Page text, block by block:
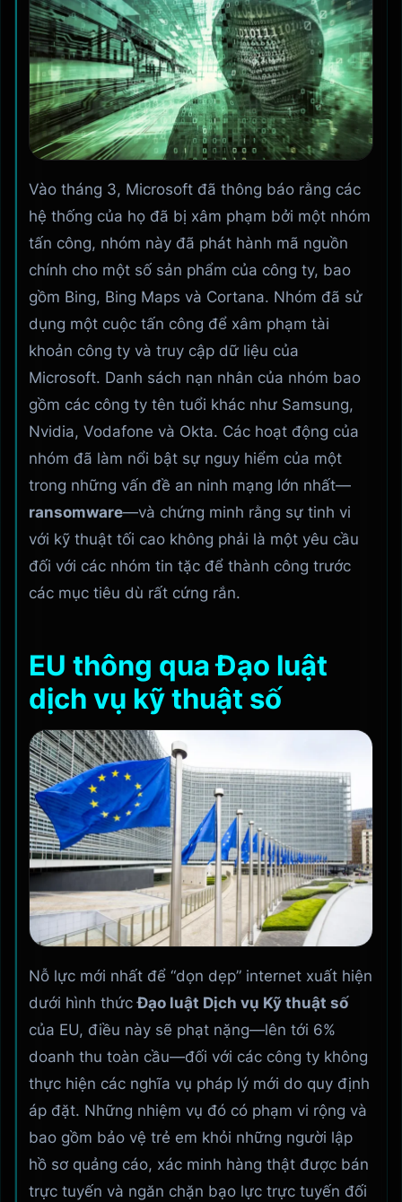
Vào tháng 3, Microsoft đã thông báo rằng các
hệ thống của họ đã bị xâm phạm bởi một nhóm
tấn công, nhóm này đã phát hành mã nguồn
chính cho một số sản phẩm của công ty, bao
gồm Bing, Bing Maps và Cortana. Nhóm đã sử
dụng một cuộc tấn công để xâm phạm tài
khoản công ty và truy cập dữ liệu của
Microsoft. Danh sách nạn nhân của nhóm bao
gồm các công ty tên tuổi khác như Samsung,
Nvidia, Vodafone và Okta. Các hoạt động của
nhóm đã làm nổi bật sự nguy hiểm của một
trong những vấn đề an ninh mạng lớn nhất—
ransomware—và chứng minh rằng sự tinh vi
với kỹ thuật tối cao không phải là một yêu cầu
đối với các nhóm tin tặc để thành công trước
các mục tiêu dù rất cứng rắn.
EU thông qua Đạo luật
dịch vụ kỹ thuật số
Nỗ lực mới nhất để “dọn dẹp” internet xuất hiện
dưới hình thứcĐạo luật Dịch vụ Kỹ thuật số
của EU, điều này sẽ phạt nặng—lên tới 6%
doanh thu toàn cầu—đối với các công ty không
thực hiện các nghĩa vụ pháp lý mới do quy định
áp đặt. Những nhiệm vụ đó có phạm vi rộng và
bao gồm bảo vệ trẻ em khỏi những người lập
hồ sơ quảng cáo, xác minh hàng thật được bán
trực tuyến và ngăn chặn bạo lực trực tuyến đối